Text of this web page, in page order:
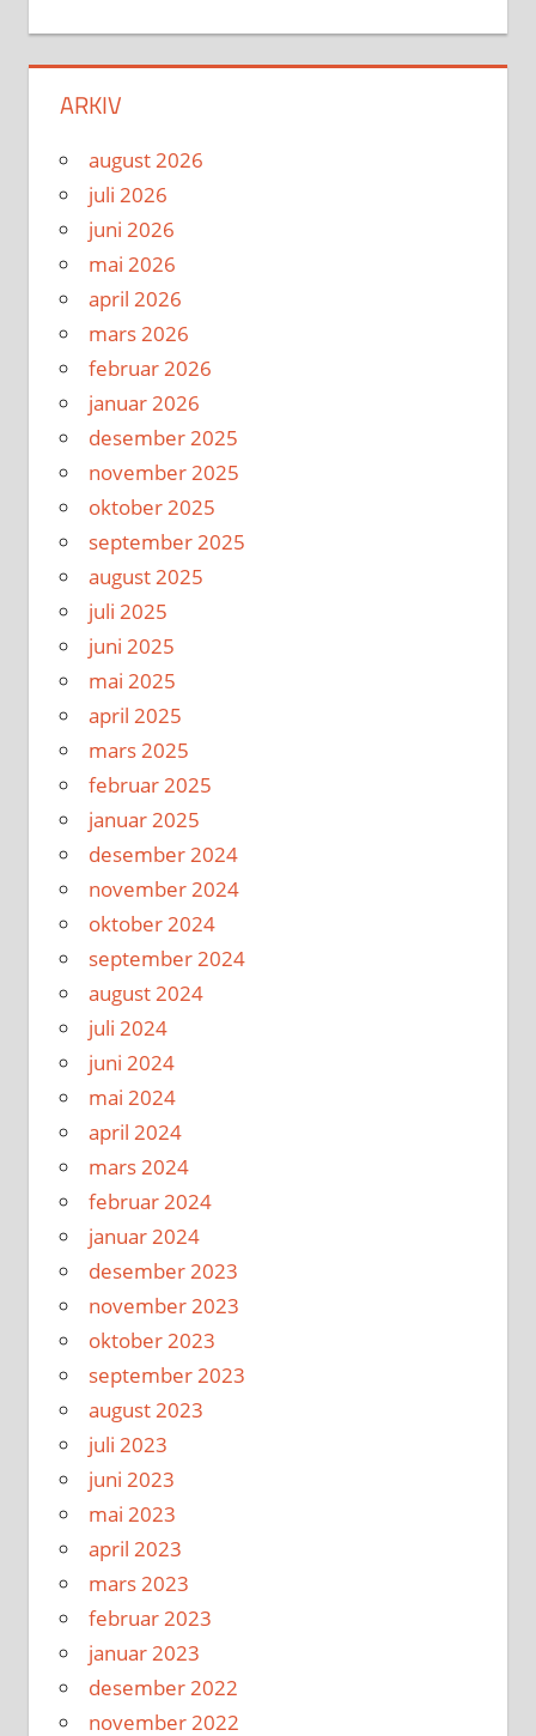
ARKIV
august 2026
juli 2026
juni 2026
mai 2026
april 2026
mars 2026
februar 2026
januar 2026
desember 2025
november 2025
oktober 2025
september 2025
august 2025
juli 2025
juni 2025
mai 2025
april 2025
mars 2025
februar 2025
januar 2025
desember 2024
november 2024
oktober 2024
september 2024
august 2024
juli 2024
juni 2024
mai 2024
april 2024
mars 2024
februar 2024
januar 2024
desember 2023
november 2023
oktober 2023
september 2023
august 2023
juli 2023
juni 2023
mai 2023
april 2023
mars 2023
februar 2023
januar 2023
desember 2022
november 2022